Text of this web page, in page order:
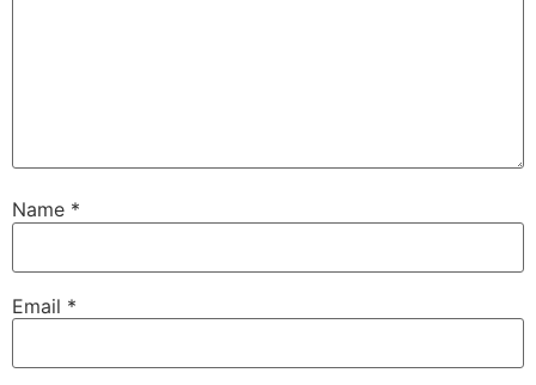
Name *
Email *